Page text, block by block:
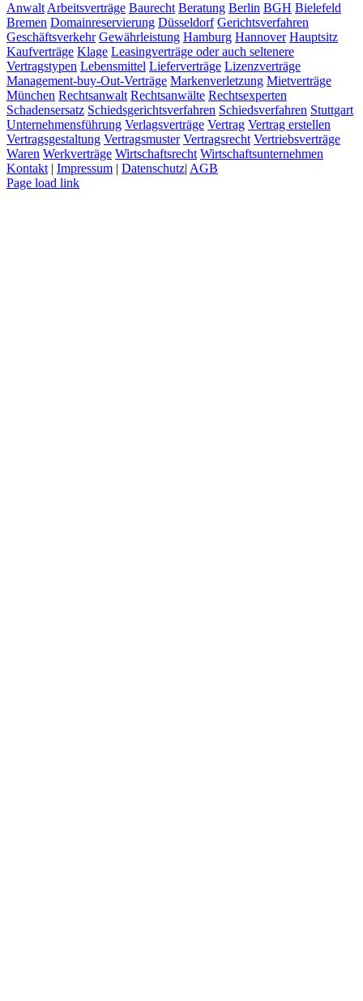
Anwalt Arbeitsverträge Baurecht Beratung Berlin BGH Bielefeld
Bremen Domainreservierung Düsseldorf Gerichtsverfahren
Geschäftsverkehr Gewährleistung Hamburg Hannover Hauptsitz
Kaufverträge Klage Leasingverträge oder auch seltenere
Vertragstypen Lebensmittel Lieferverträge Lizenzverträge
Management-buy-Out-Verträge Markenverletzung Mietverträge
München Rechtsanwalt Rechtsanwälte Rechtsexperten
Schadensersatz Schiedsgerichtsverfahren Schiedsverfahren Stuttgart
Unternehmensführung Verlagsverträge Vertrag Vertrag erstellen
Vertragsgestaltung Vertragsmuster Vertragsrecht Vertriebsverträge
Waren Werkverträge Wirtschaftsrecht Wirtschaftsunternehmen
Kontakt | Impressum | Datenschutz| AGB
Page load link